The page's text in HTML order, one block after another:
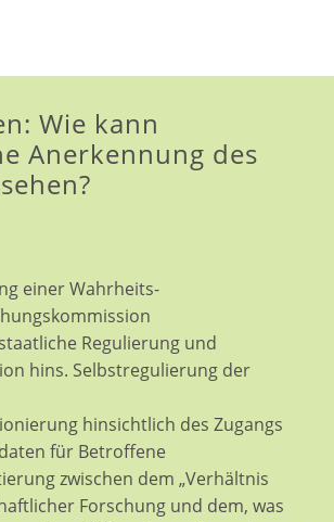
Wie kann
Anerkennung des
einer Wahrheits-
Regulierung und
hins. Selbstregulierung der
hinsichtlich des Zugangs
für Betroffene
zwischen dem „Verhältnis
Forschung und dem, was